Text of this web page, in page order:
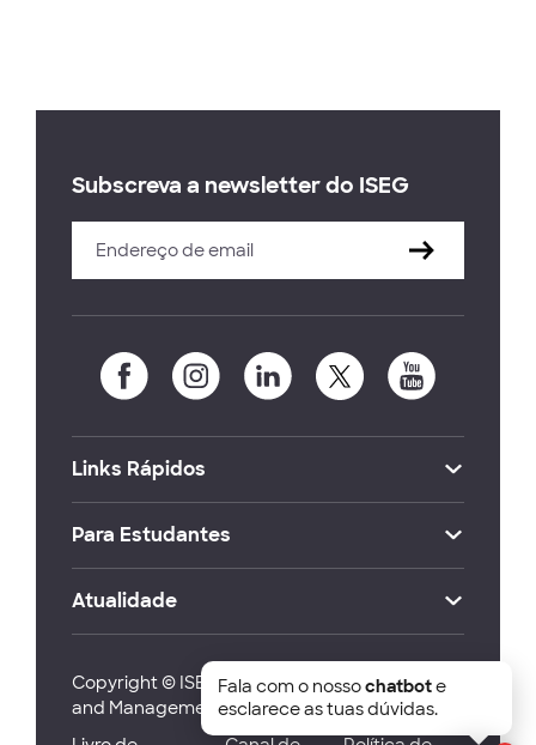
Subscreva a newsletter do ISEG
Links Rápidos
Para Estudantes
Atualidade
Copyright © ISEG Lisbon School of Economics
and Management 2026
Fala com o nossochatbote
esclarece as tuas dúvidas.